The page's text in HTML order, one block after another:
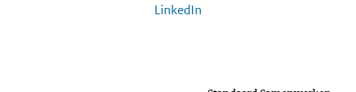
LinkedIn